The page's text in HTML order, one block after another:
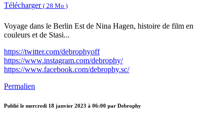
Télécharger ( 28 Mo )
Voyage dans le Berlin Est de Nina Hagen, histoire de film en
couleurs et de Stasi...
https://twitter.com/debrophyoff
https://www.instagram.com/debrophy/
https://www.facebook.com/debrophy.sc/
Permalien
Publié le mercredi 18 janvier 2023 à 06:00 par Debrophy